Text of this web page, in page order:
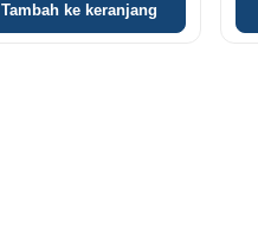
Tambah ke keranjang